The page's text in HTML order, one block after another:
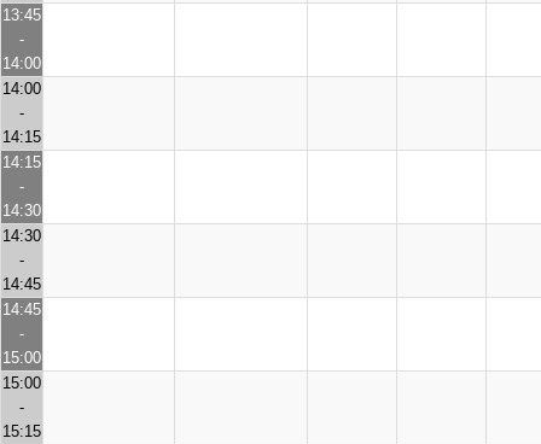
13:45
-
14:00
14:00
-
14:15
14:15
-
14:30
14:30
-
14:45
14:45
-
15:00
15:00
-
15:15